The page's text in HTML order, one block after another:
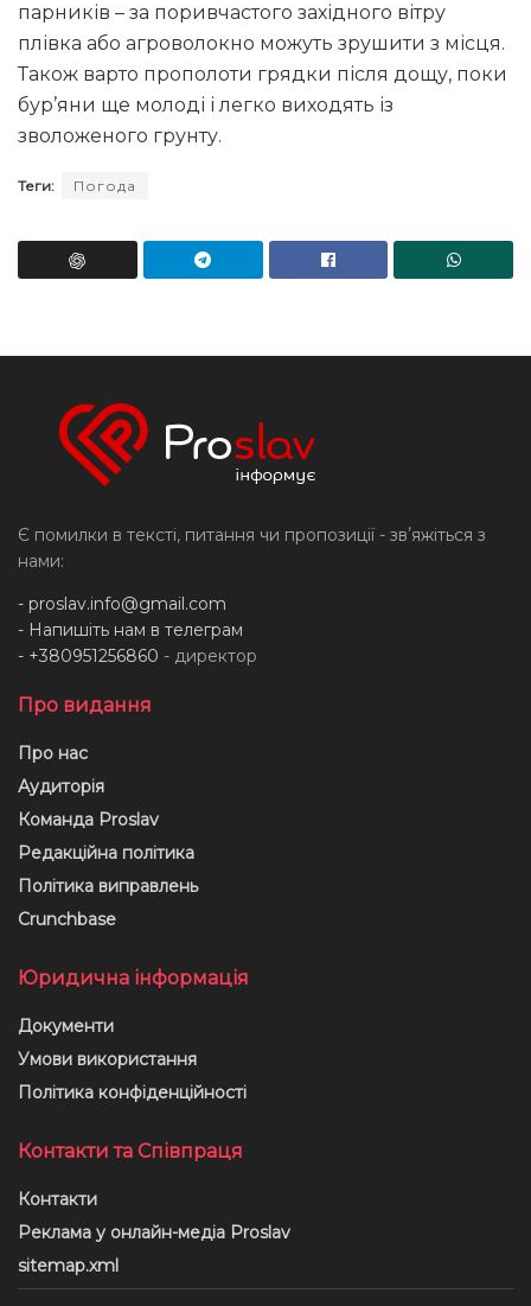
парників – за поривчастого західного вітру
плівка або агроволокно можуть зрушити з місця.
Також варто прополоти грядки після дощу, поки
бур’яни ще молоді і легко виходять із
зволоженого грунту.
Теги: Погода
Є помилки в тексті, питання чи пропозиції - звʼяжіться з
нами:
- proslav.info@gmail.com
- Напишіть нам в телеграм
- +380951256860 - директор
Про видання
Про нас
Аудиторія
Команда Proslav
Редакційна політика
Політика виправлень
Crunchbase
Юридична інформація
Документи
Умови використання
Політика конфіденційності
Контакти та Співпраця
Контакти
Реклама у онлайн-медіа Proslav
sitemap.xml